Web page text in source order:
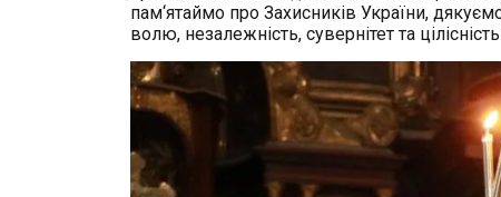
пам‘ятаймо про Захисників України,
волю, незалежність, сувернітет та